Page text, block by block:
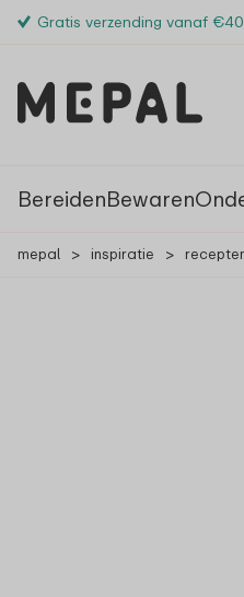
Gratis verzending vanaf
BereidenBewaren
mepal > inspiratie >